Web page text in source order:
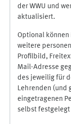
der WWU und
aktualisiert.
Optional
weitere
Profilbild,
Mail-Adresse
des jeweilig für
Lehrenden (und
eingetragenen
selbst festgelegt